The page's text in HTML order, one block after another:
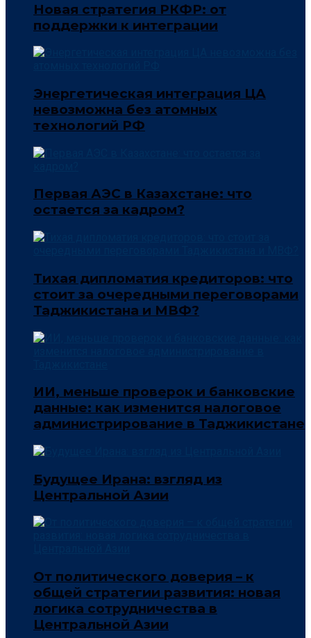
Новая стратегия РКФР: от
поддержки к интеграции
Энергетическая интеграция ЦА
невозможна без атомных
технологий РФ
Первая АЭС в Казахстане: что
остается за кадром?
Тихая дипломатия кредиторов: что
стоит за очередными переговорами
Таджикистана и МВФ?
ИИ, меньше проверок и банковские
данные: как изменится налоговое
администрирование в Таджикистане
Будущее Ирана: взгляд из
Центральной Азии
От политического доверия – к
общей стратегии развития: новая
логика сотрудничества в
Центральной Азии